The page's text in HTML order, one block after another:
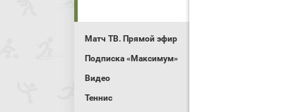
Матч ТВ. Прямой эфир
Подписка «Максимум»
Видео
Теннис